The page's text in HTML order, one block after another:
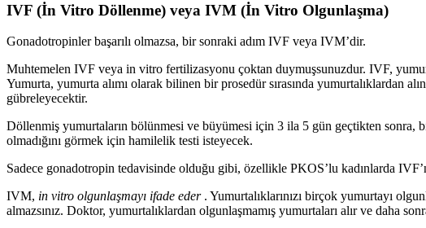
IVF (İn Vitro Döllenme) veya IVM (İn Vitro Olgunlaşma)
Gonadotropinler başarılı olmazsa, bir sonraki adım IVF veya IVM’dir.
Muhtemelen IVF veya in vitro fertilizasyonu çoktan duymuşsunuzdur. IVF,
Yumurta, yumurta alımı olarak bilinen bir prosedür sırasında yumurtalıklardan
gübreleyecektir.
Döllenmiş yumurtaların bölünmesi ve büyümesi için 3 ila 5 gün geçtikten sonra,
olmadığını görmek için hamilelik testi isteyecek.
Sadece gonadotropin tedavisinde olduğu gibi, özellikle PKOS’lu kadınlarda
IVM, in vitro olgunlaşmayı ifade eder. Yumurtalıklarınızı birçok yumurtayı
almazsınız. Doktor, yumurtalıklardan olgunlaşmamış yumurtaları alır ve daha